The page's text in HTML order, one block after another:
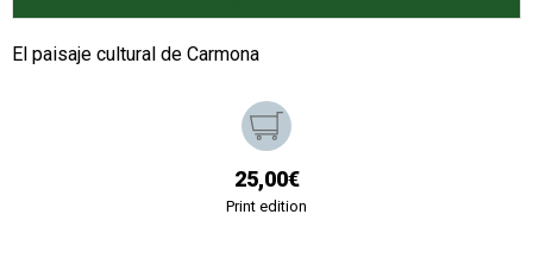
El paisaje cultural de Carmona
25,00€
Print edition